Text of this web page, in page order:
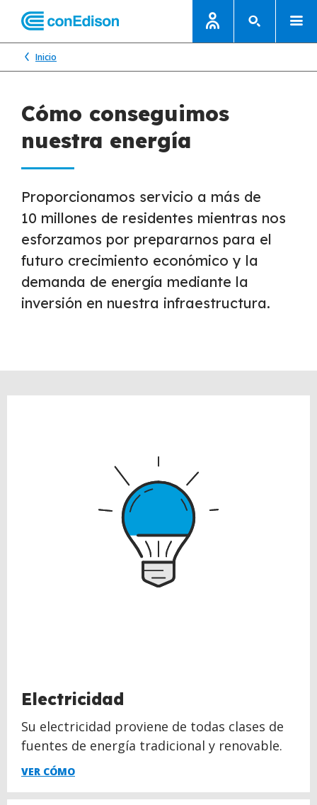
Inicio
Cómo conseguimos
nuestra energía
Proporcionamos servicio a más de
10 millones de residentes mientras nos
esforzamos por prepararnos para el
futuro crecimiento económico y la
demanda de energía mediante la
inversión en nuestra infraestructura.
Electricidad
Su electricidad proviene de todas clases de
fuentes de energía tradicional y renovable.
VER CÓMO